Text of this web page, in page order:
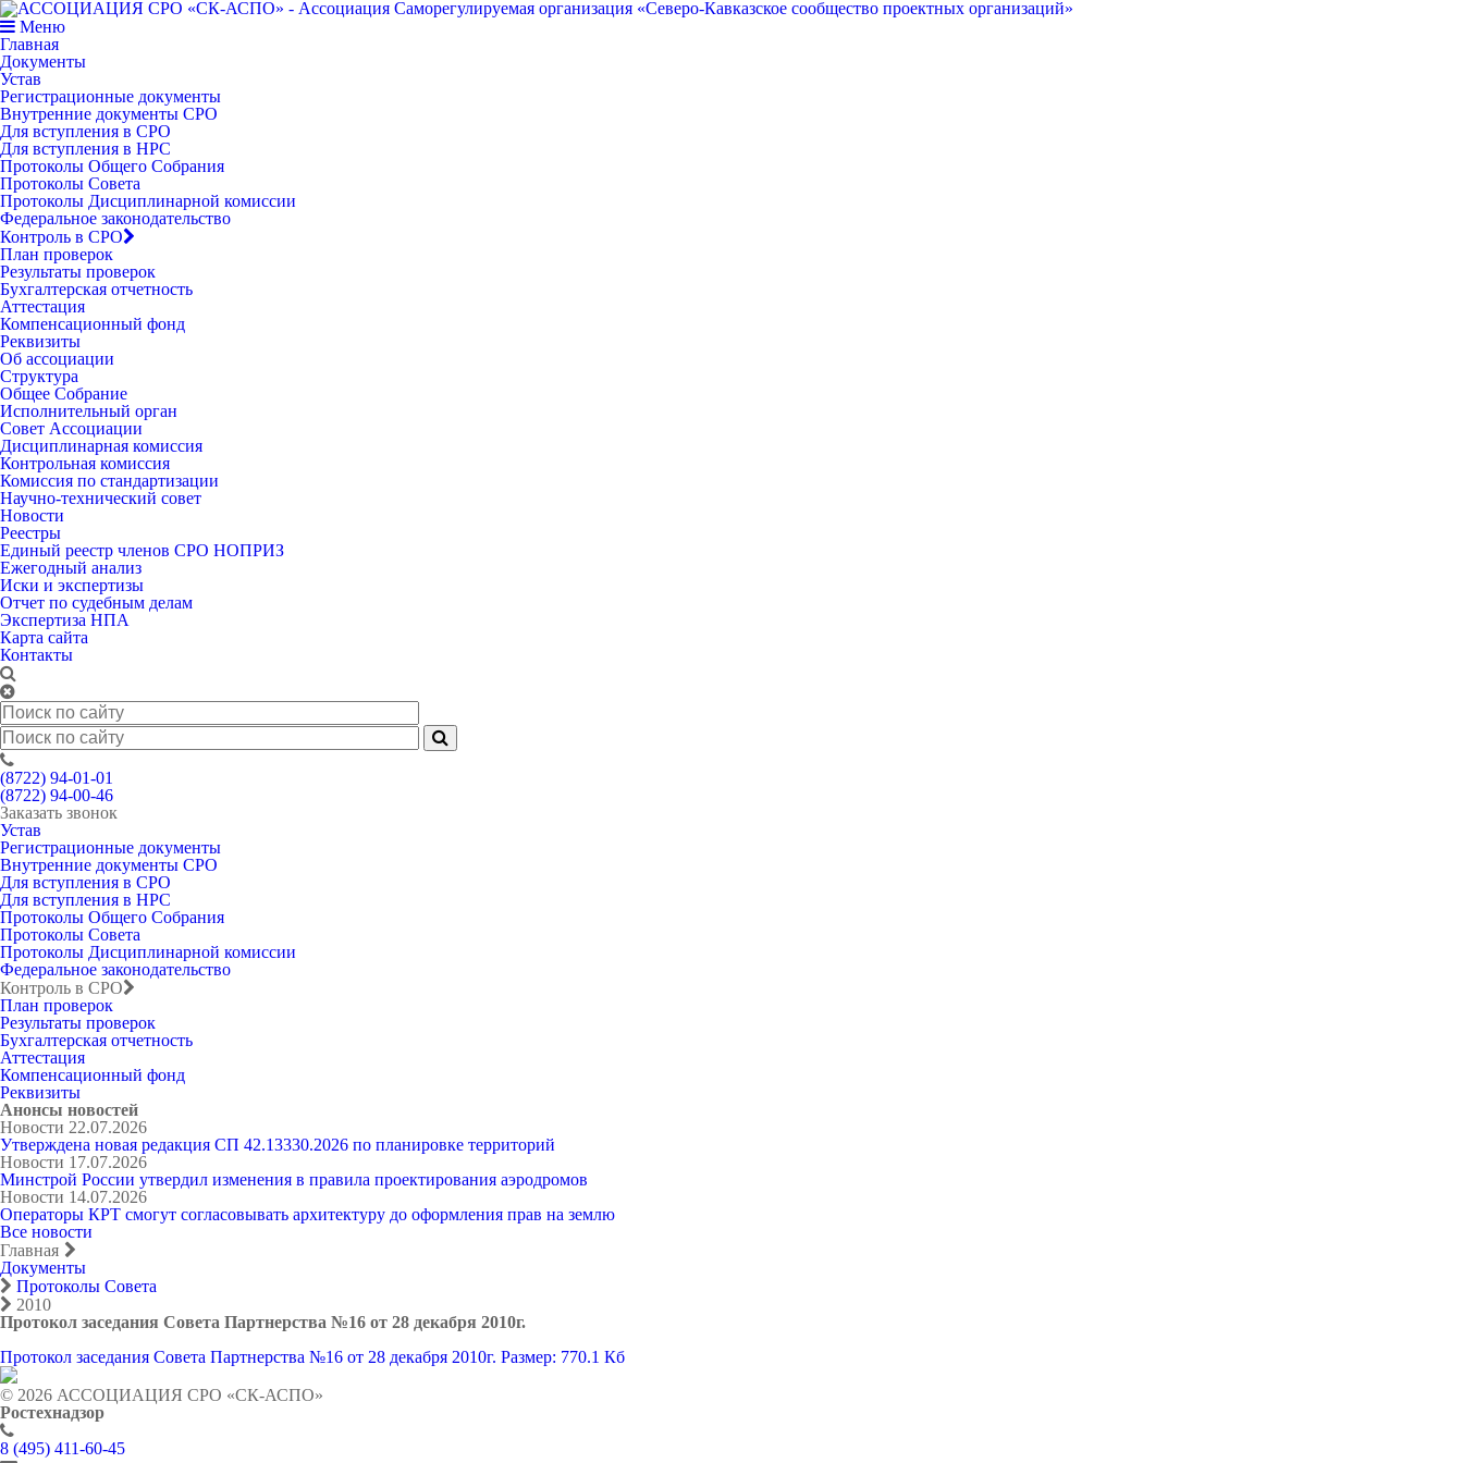
Меню
Главная
Документы
Устав
Регистрационные документы
Внутренние документы СРО
Для вступления в СРО
Для вступления в НРС
Протоколы Общего Собрания
Протоколы Совета
Протоколы Дисциплинарной комиссии
Федеральное законодательство
Контроль в СРО
План проверок
Результаты проверок
Бухгалтерская отчетность
Аттестация
Компенсационный фонд
Реквизиты
Об ассоциации
Структура
Общее Собрание
Исполнительный орган
Совет Ассоциации
Дисциплинарная комиссия
Контрольная комиссия
Комиссия по стандартизации
Научно-технический совет
Новости
Реестры
Единый реестр членов СРО НОПРИЗ
Ежегодный анализ
Иски и экспертизы
Отчет по судебным делам
Экспертиза НПА
Карта сайта
Контакты
(8722) 94-01-01
(8722) 94-00-46
Заказать звонок
Устав
Регистрационные документы
Внутренние документы СРО
Для вступления в СРО
Для вступления в НРС
Протоколы Общего Собрания
Протоколы Совета
Протоколы Дисциплинарной комиссии
Федеральное законодательство
Контроль в СРО
План проверок
Результаты проверок
Бухгалтерская отчетность
Аттестация
Компенсационный фонд
Реквизиты
Анонсы новостей
Новости 22.07.2026
Утверждена новая редакция СП 42.13330.2026 по планировке территорий
Новости 17.07.2026
Минстрой России утвердил изменения в правила проектирования аэродромов
Новости 14.07.2026
Операторы КРТ смогут согласовывать архитектуру до оформления прав на землю
Все новости
Главная
Документы
Протоколы Совета
2010
Протокол заседания Совета Партнерства №16 от 28 декабря 2010г.
Протокол заседания Совета Партнерства №16 от 28 декабря 2010г. Размер: 770.1 Кб
© 2026 АССОЦИАЦИЯ СРО «СК-АСПО»
Ростехнадзор
8 (495) 411-60-45